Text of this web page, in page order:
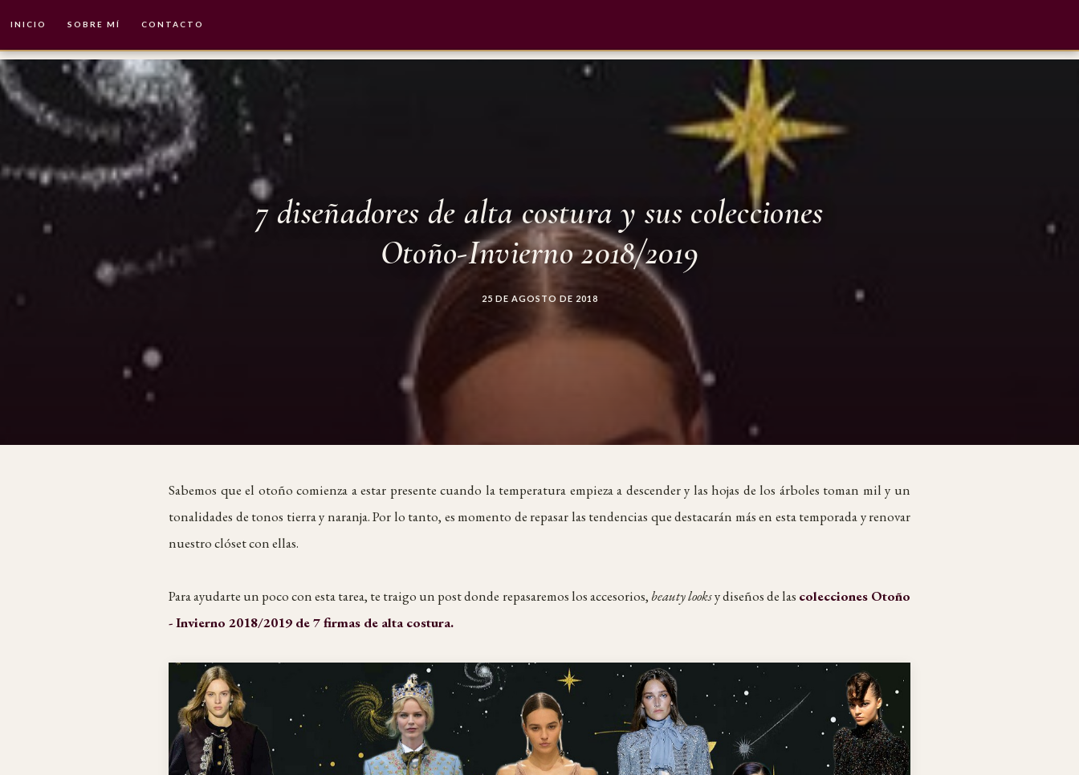
INICIO SOBRE MÍ CONTACTO
7 diseñadores de alta costura y sus colecciones
Otoño-Invierno 2018/2019
25 DE AGOSTO DE 2018
Sabemos que el otoño comienza a estar presente cuando la temperatura empieza a descender y las hojas de los árboles toman mil y un
tonalidades de tonos tierra y naranja. Por lo tanto, es momento de repasar las tendencias que destacarán más en esta temporada y renovar
nuestro clóset con ellas.
Para ayudarte un poco con esta tarea, te traigo un post donde repasaremos los accesorios, beauty looksy diseños de las colecciones Otoño
- Invierno 2018/2019 de 7 firmas de alta costura.